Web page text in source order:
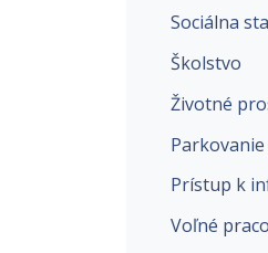
Sociálna
Školstvo
Životné
Prístup k
Voľné